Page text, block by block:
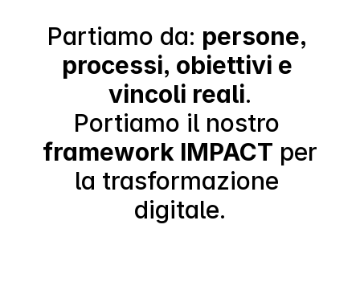
Partiamo da: persone,
processi, obiettivi e
vincoli reali.
framework IMPACT per
la trasformazione
digitale.